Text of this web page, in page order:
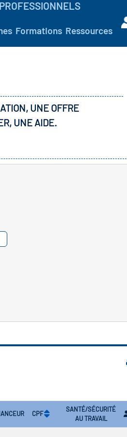
PROFESSIONNELS
Formations Ressources
UNE OFFRE
UNE AIDE.
CPF
SANTÉ/SÉCURITÉ
AU TRAVAIL